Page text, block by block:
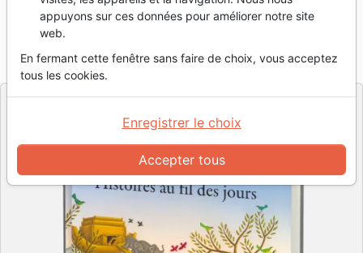
Auteur :Mary Joslin
Référence EXL0046
9782755000467
EditeurExcelsis
appuyons sur ces données pour améliorer notre site
web.
En fermant cette fenêtre sans faire de choix, vous acceptez
tous les cookies.
Accepter tous
Enregistrer le choix